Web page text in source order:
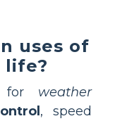
uses of
life?
for weather
, speed